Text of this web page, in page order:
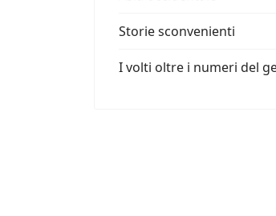
Storie sconvenienti
I volti oltre i numeri del